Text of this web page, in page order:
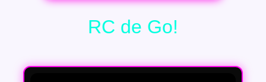
RC de Go!